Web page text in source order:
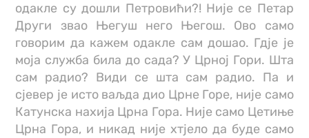
одакле су дошли Петровићи?! Није се Петар
Други звао Његуш него Његош. Ово само
говорим да кажем одакле сам дошао. Гдје је
моја служба била до сада? У Црној Гори. Шта
сам радио? Види се шта сам радио. Па и
сјевер је исто ваљда дио Црне Горе, није само
Катунска нахија Црна Гора. Није само Цетиње
Црна Гора, и никад није хтјело да буде само